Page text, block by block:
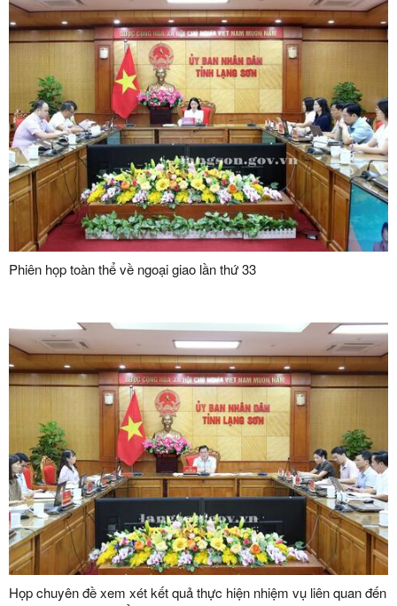
Phiên họp toàn thể về ngoại giao lần thứ 33
Họp chuyên đề xem xét kết quả thực hiện nhiệm vụ liên quan đến